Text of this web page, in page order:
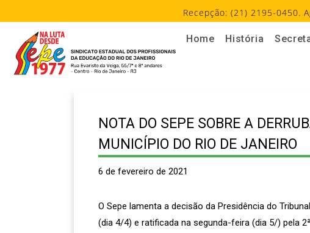
Recepção: (21) 2195-0450.
Home História
NOTA DO SEPE SOBRE A
MUNICÍPIO DO RIO DE JANEIRO
6 de fevereiro de 2021
O Sepe lamenta a decisão da Presidência do
(dia 4/4) e ratificada na segunda-feira (dia 5/) pela